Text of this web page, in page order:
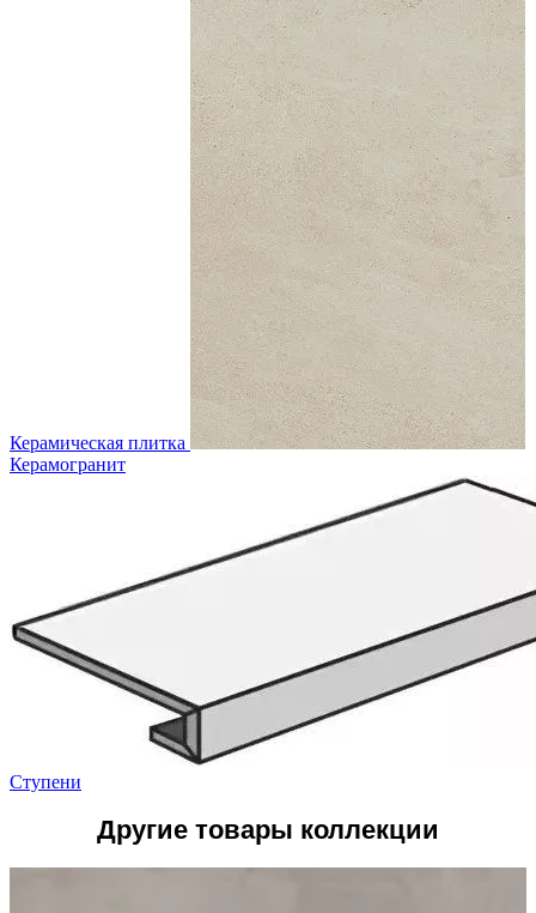
Керамическая плитка
Керамогранит
Ступени
Другие товары коллекции